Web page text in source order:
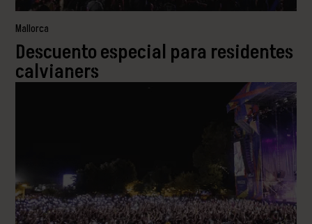
Mallorca
Descuento especial para residentes
calvianers